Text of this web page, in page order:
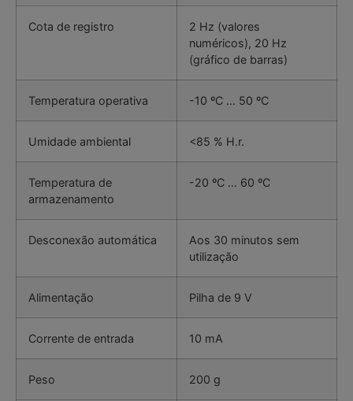
Cota de registro
2 Hz (valores
numéricos), 20 Hz
(gráfico de barras)
Temperatura operativa -10 ºC … 50 ºC
Umidade ambiental <85 % H.r.
Temperatura de
armazenamento
-20 ºC … 60 ºC
Desconexão automática
Aos 30 minutos sem
utilização
Alimentação Pilha de 9 V
Corrente de entrada 10 mA
Peso 200 g